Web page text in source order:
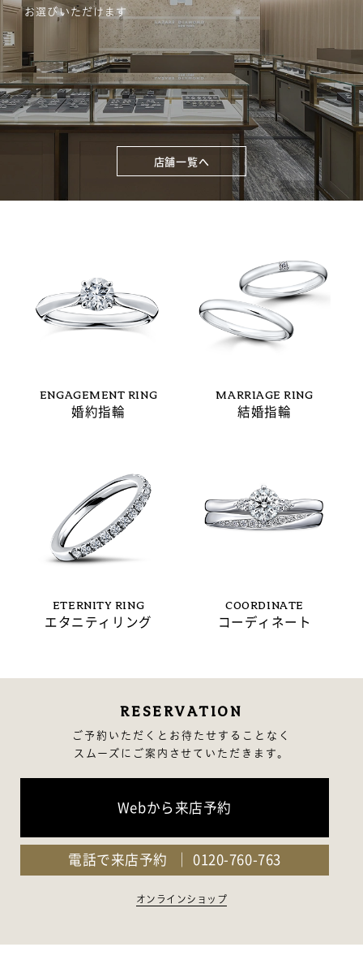
お選びいただけます
店舗一覧へ
ENGAGEMENT RING
婚約指輪
MARRIAGE RING
結婚指輪
ETERNITY RING
エタニティリング
COORDINATE
コーディネート
RESERVATION
ご予約いただくとお待たせすることなく
スムーズにご案内させていただきます。
Webから来店予約
電話で来店予約 0120-760-763
オンラインショップ